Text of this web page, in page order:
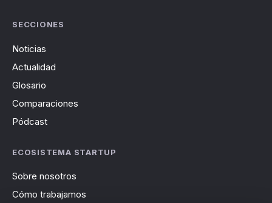
SECCIONES
Noticias
Actualidad
Glosario
Comparaciones
Pódcast
ECOSISTEMA STARTUP
Sobre nosotros
Cómo trabajamos